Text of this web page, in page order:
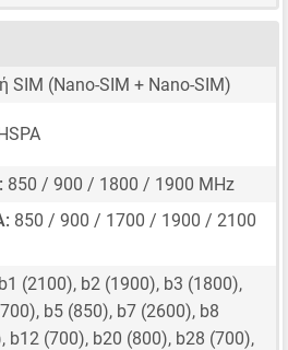
SIM (Nano-SIM + Nano-SIM)
850 / 900 / 1800 / 1900 MHz
850 / 900 / 1700 / 1900 / 2100
b1 (2100), b2 (1900), b3 (1800),
b5 (850), b7 (2600), b8
b12 (700), b20 (800), b28 (700),